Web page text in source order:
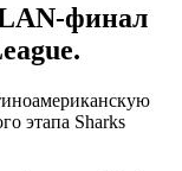
финал
этапа Sharks